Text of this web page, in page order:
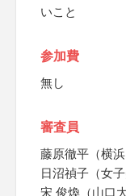
いこと
参加費
無し
審査員
藤原徹平（横
日沼禎子（女
宋 俊煥（山口